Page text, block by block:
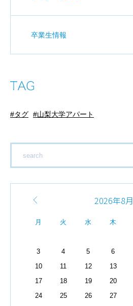
卒業生情報
タグ 山梨大学アパート
2026年8月
月 火 水 木
3
4 5 6
10
11 12 13
17
18 19 20
24
25 26 27